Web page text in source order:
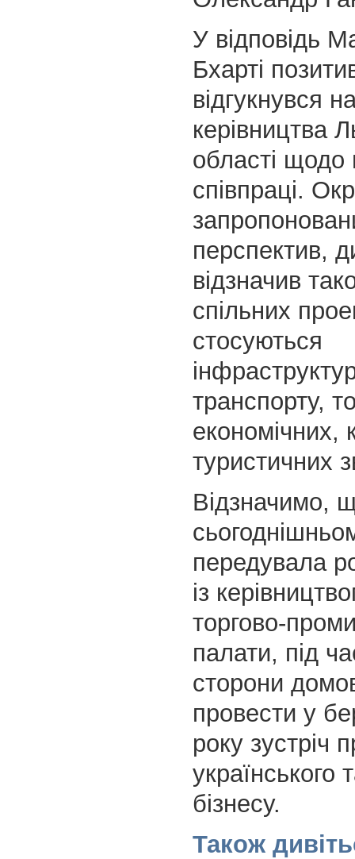
У відповідь
Бхарті
відгукнувся
керівництва
області щодо
співпраці.
перспектив,
відзначив
спільних
стосуються
транспорту,
економічних,
туристичних
Відзначимо,
передувала
із
торгово-
палати, під
сторони
провести у
року зустріч
українського
бізнесу.
Також